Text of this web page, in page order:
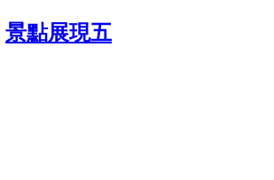
景點展現五